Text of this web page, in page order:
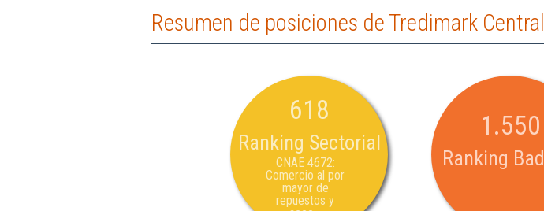
Resumen de posiciones de Tredimark
618
Ranking Sectorial
CNAE 4672:
Comercio al por
mayor de
repuestos y
1.550
Ranking